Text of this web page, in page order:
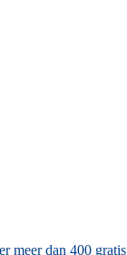
dan 400